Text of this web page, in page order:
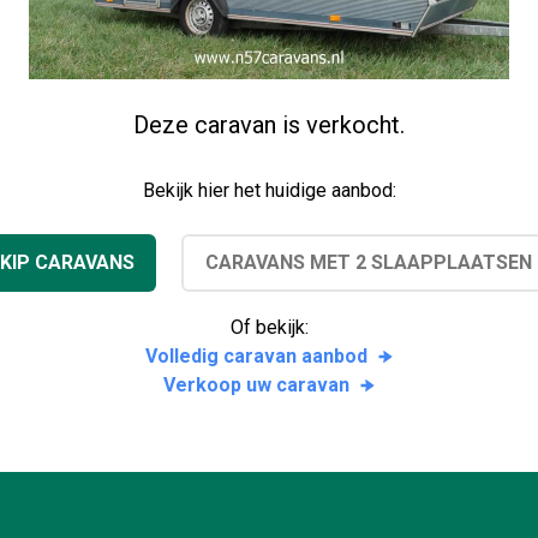
Deze caravan is verkocht.
Bekijk hier het huidige aanbod:
KIP CARAVANS CARAVANS MET 2 SLAAPPLAATSEN
Of bekijk:
Volledig caravan aanbod
Verkoop uw caravan